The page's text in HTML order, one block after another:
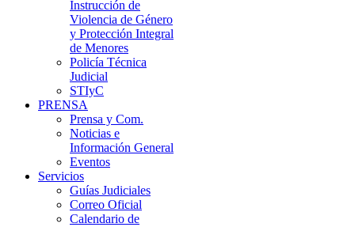
Instrucción de
Violencia de Género
y Protección Integral
de Menores
Policía Técnica
Judicial
STIyC
PRENSA
Prensa y Com.
Noticias e
Información General
Eventos
Servicios
Guías Judiciales
Correo Oficial
Calendario de